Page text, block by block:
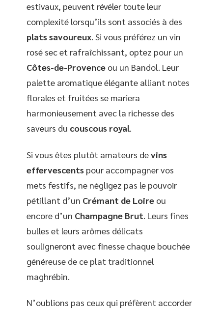
estivaux, peuvent révéler toute leur
complexité lorsqu’ils sont associés à des
plats savoureux. Si vous préférez un vin
rosé sec et rafraîchissant, optez pour un
Côtes-de-Provence ou un Bandol. Leur
palette aromatique élégante alliant notes
florales et fruitées se mariera
harmonieusement avec la richesse des
saveurs du couscous royal.
Si vous êtes plutôt amateurs devins
effervescents pour accompagner vos
mets festifs, ne négligez pas le pouvoir
pétillant d’un Crémant de Loire ou
encore d’un Champagne Brut. Leurs fines
bulles et leurs arômes délicats
souligneront avec finesse chaque bouchée
généreuse de ce plat traditionnel
maghrébin.
N’oublions pas ceux qui préfèrent accorder